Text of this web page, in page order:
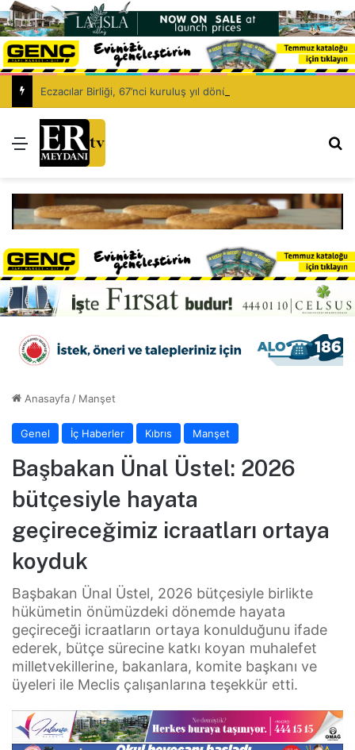
Menü
Anasayfa / Manşet
Genel İç Haberler Kıbrıs Manşet
Başbakan Ünal Üstel: 2026
bütçesiyle hayata
geçireceğimiz icraatları ortaya
koyduk
Başbakan Ünal Üstel, 2026 bütçesiyle birlikte
hükümetin önümüzdeki dönemde hayata
geçireceği icraatların ortaya konulduğunu ifade
ederek, bütçe sürecine katkı koyan muhalefet
milletvekillerine, bakanlara, komite başkanı ve
üyeleri ile Meclis çalışanlarına teşekkür etti.